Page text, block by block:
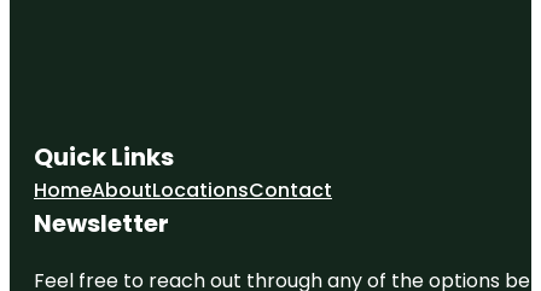
Quick Links
HomeAboutLocationsContact
Newsletter
Feel free to reach out through any of the options